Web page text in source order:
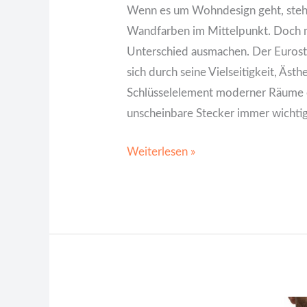
Wenn es um Wohndesign geht,
Wandfarben im Mittelpunkt. Doch
Unterschied ausmachen. Der
sich durch seine Vielseitigkeit,
Schlüsselelement moderner
unscheinbare Stecker immer
Weiterlesen »